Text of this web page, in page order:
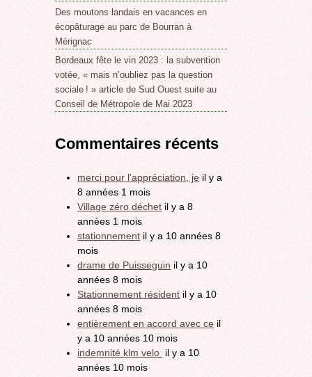
Des moutons landais en vacances en
écopâturage au parc de Bourran à
Mérignac
Bordeaux fête le vin 2023 : la subvention
votée, « mais n’oubliez pas la question
sociale ! » article de Sud Ouest suite au
Conseil de Métropole de Mai 2023
Commentaires récents
merci pour l'appréciation, je il y a
8 années 1 mois
Village zéro déchet il y a 8
années 1 mois
stationnement il y a 10 années 8
mois
drame de Puisseguin il y a 10
années 8 mois
Stationnement résident il y a 10
années 8 mois
entièrement en accord avec ce il
y a 10 années 10 mois
indemnité klm velo il y a 10
années 10 mois